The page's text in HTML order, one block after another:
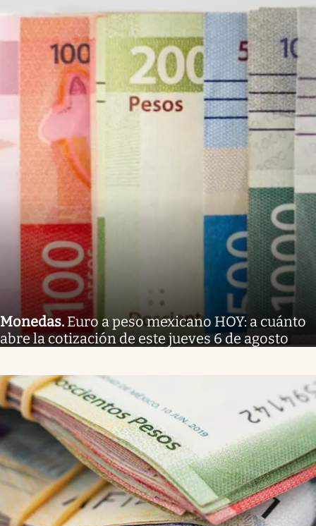
Monedas. Euro a peso mexicano HOY: a cuánto
abre la cotización de este jueves 6 de agosto